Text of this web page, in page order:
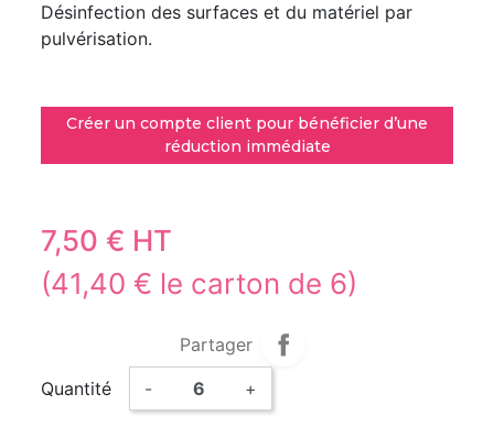
Désinfection des surfaces et du matériel par
pulvérisation.
Créer un compte client pour bénéficier d’une
réduction immédiate
7,50 € HT
(41,40 € le carton de 6)
Partager
Quantité
- +